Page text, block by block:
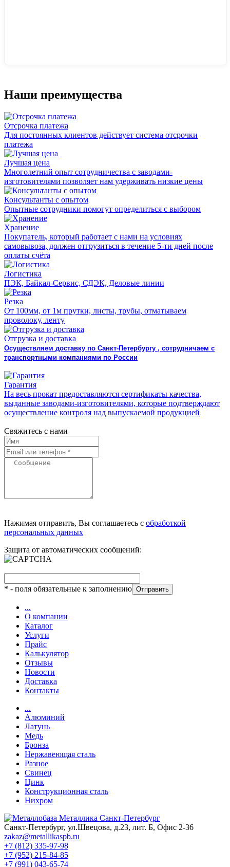
Наши преимущества
Отсрочка платежа
Для постоянных клиентов действует система отсрочки
платежа
Лучшая цена
Многолетний опыт сотрудничества с заводами-
изготовителями позволяет нам удерживать низкие цены
Консультанты с опытом
Опытные сотрудники помогут определиться с выбором
Хранение
Покупатель, который работает с нами на условиях
самовывоза, должен отгрузиться в течение 5-ти дней после
оплаты счёта
Логистика
ПЭК, Байкал-Сервис, СДЭК, Деловые линии
Резка
От 100мм, от 1м прутки, листы, трубы, отматываем
проволоку, ленту
Отгрузка и доставка
Осуществляем доставку по Санкт-Петербургу , сотрудничаем с
транспортными компаниями по России
Гарантия
На весь прокат предоставляются сертификаты качества,
выданные заводами-изготовителями, которые подтверждают
осуществление контроля над выпускаемой продукцией
Свяжитесь с нами
Нажимая отправить, Вы соглашаетесь с обработкой
персональных данных
Защита от автоматических сообщений:
* - поля обязательные к заполнению
...
О компании
Каталог
Услуги
Прайс
Калькулятор
Отзывы
Новости
Доставка
Контакты
...
Алюминий
Латунь
Медь
Бронза
Нержавеющая сталь
Разное
Свинец
Цинк
Конструкционная сталь
Нихром
Санкт-Петербург, ул.Швецова, д.23, лит. Б, Офис 2-36
zakaz@metallikaspb.ru
+7 (812) 335-97-98
+7 (952) 215-84-85
+7 (991) 043-65-74